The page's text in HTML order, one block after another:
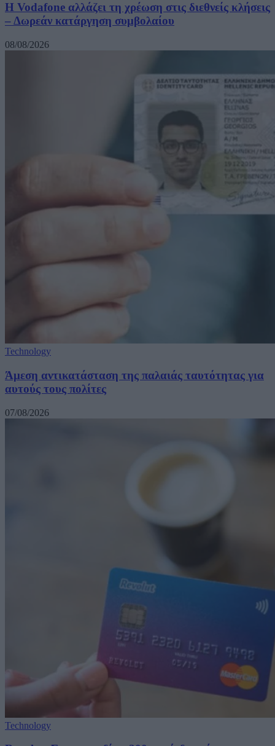
Η Vodafone αλλάζει τη χρέωση στις διεθνείς κλήσεις
– Δωρεάν κατάργηση συμβολαίου
08/08/2026
Technology
Άμεση αντικατάσταση της παλαιάς ταυτότητας για
αυτούς τους πολίτες
07/08/2026
Technology